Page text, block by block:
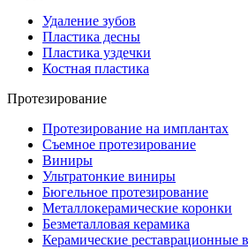
Удаление зубов
Пластика десны
Пластика уздечки
Костная пластика
Протезирование
Протезирование на имплантах
Съемное протезирование
Виниры
Ультратонкие виниры
Бюгельное протезирование
Металлокерамические коронки
Безметалловая керамика
Керамические реставрационные